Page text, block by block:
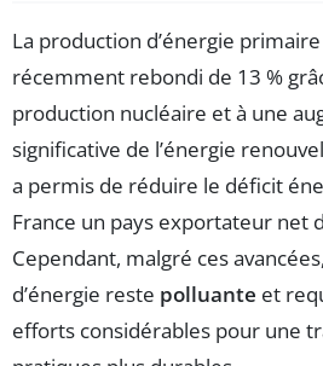
La production d’énergie
récemment rebondi de 13 %
production nucléaire et à une
significative de l’énergie
a permis de réduire le déficit
France un pays exportateur net
Cependant, malgré ces
d’énergie reste polluante et
efforts considérables pour une